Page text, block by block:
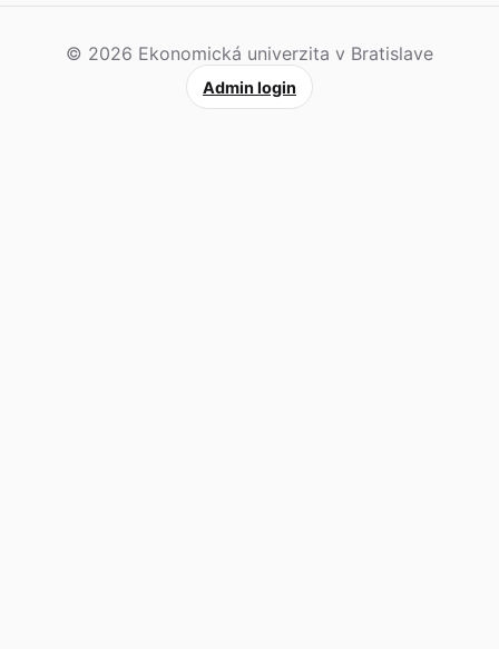
© 2026 Ekonomická univerzita v Bratislave
Admin login